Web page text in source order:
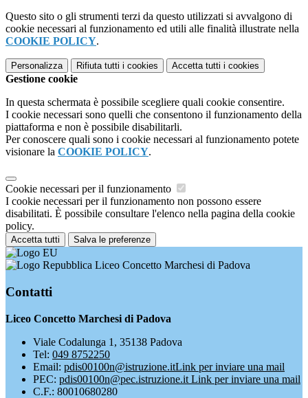
Questo sito o gli strumenti terzi da questo utilizzati si avvalgono di
cookie necessari al funzionamento ed utili alle finalità illustrate nella
COOKIE POLICY.
Personalizza Rifiuta tutti i cookies Accetta tutti i cookies
Gestione cookie
In questa schermata è possibile scegliere quali cookie consentire.
I cookie necessari sono quelli che consentono il funzionamento della
piattaforma e non è possibile disabilitarli.
Per conoscere quali sono i cookie necessari al funzionamento potete
visionare la COOKIE POLICY.
Cookie necessari per il funzionamento
I cookie necessari per il funzionamento non possono essere
disabilitati. È possibile consultare l'elenco nella pagina della cookie
policy.
Accetta tutti Salva le preferenze
Liceo Concetto Marchesi di Padova
Contatti
Liceo Concetto Marchesi di Padova
Viale Codalunga 1, 35138 Padova
Tel: 049 8752250
Email: pdis00100n@istruzione.itLink per inviare una mail
PEC: pdis00100n@pec.istruzione.it Link per inviare una mail
C.F.: 80010680280